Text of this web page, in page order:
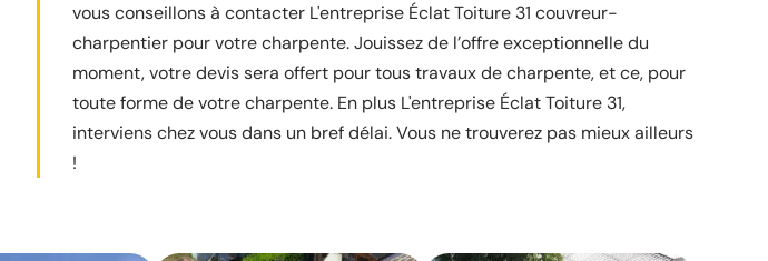
vous conseillons à contacter L'entreprise Éclat Toiture 31 couvreur-
charpentier pour votre charpente. Jouissez de l’offre exceptionnelle du
moment, votre devis sera offert pour tous travaux de charpente, et ce, pour
toute forme de votre charpente. En plus L'entreprise Éclat Toiture 31,
interviens chez vous dans un bref délai. Vous ne trouverez pas mieux ailleurs
!